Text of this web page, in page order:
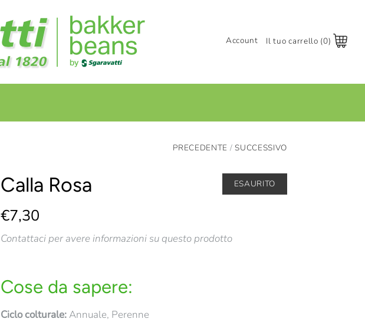
Account
Registrati
Il tuo carrello (0)
PRECEDENTE /SUCCESSIVO
ESAURITO
Calla Rosa
€7,30
Contattaci per avere informazioni su questo prodotto
Cose da sapere:
Ciclo colturale:Annuale, Perenne